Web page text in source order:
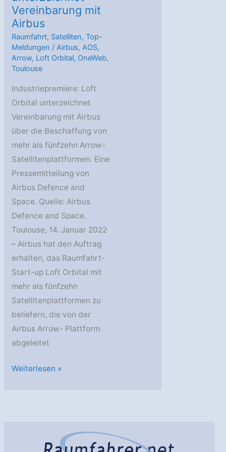
Vereinbarung mit
Airbus
Raumfahrt, Satelliten,Top-
Meldungen /Airbus,AOS,
Arrow, Loft Orbital, OneWeb,
Toulouse
Industriepremiere: Loft
Orbital unterzeichnet
Vereinbarung mit Airbus
über die Beschaffung von
mehr als fünfzehn Arrow-
Satellitenplattformen. Eine
Pressemitteilung von
Airbus Defence and
Space. Quelle: Airbus
Defence and Space.
Toulouse, 14. Januar 2022
– Airbus hat den Auftrag
erhalten, das Raumfahrt-
Start-up Loft Orbital mit
mehr als fünfzehn
Satellitenplattformen zu
beliefern, die von der
Airbus Arrow- Plattform
abgeleitet
Loft
Weiterlesen »